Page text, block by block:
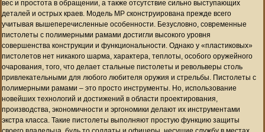
вес и простота в обращении, а также отсутствие сильно выступающих
деталей и острых краев. Модель MP сконструирована прежде всего
учитывая вышеперечисленные особенности. Безусловно, современные
пистолеты с полимерными рамами достигли высокого уровня
совершенства конструкции и функциональности. Однако у «пластиковых»
пистолетов нет никакого шарма, характера, теплоты, особого оружейного
очарования, того, что делает стальные пистолеты и револьверы столь
привлекательными для любого любителя оружия и стрельбы. Пистолеты с
полимерными рамами – это просто инструменты. Но, использование
новейших технологий и достижений в области проектирования,
производства, экономичности и эргономики делают их инструментами
экстра класса. Такие пистолеты выполняют простую функцию защиты